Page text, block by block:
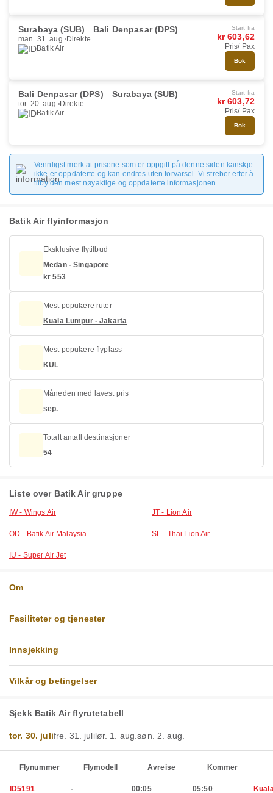
Surabaya (SUB) Bali Denpasar (DPS)
man. 31. aug. Direkte
Batik Air
Start fra
kr 603,62
Pris/ Pax
Bok
Bali Denpasar (DPS) Surabaya (SUB)
tor. 20. aug. Direkte
Batik Air
Start fra
kr 603,72
Pris/ Pax
Bok
Vennligst merk at prisene som er oppgitt på denne siden kanskje
ikke er oppdaterte og kan endres uten forvarsel. Vi streber etter å
tilby den mest nøyaktige og oppdaterte informasjonen.
Batik Air flyinformasjon
Eksklusive flytilbud
Medan - Singapore
kr 553
Mest populære ruter
Kuala Lumpur - Jakarta
Mest populære flyplass
KUL
Måneden med lavest pris
sep.
Totalt antall destinasjoner
54
Liste over Batik Air gruppe
IW - Wings Air JT - Lion Air
OD - Batik Air Malaysia SL - Thai Lion Air
IU - Super Air Jet
Om
Fasiliteter og tjenester
Innsjekking
Vilkår og betingelser
Sjekk Batik Air flyrutetabell
tor. 30. julifre. 31. julilør. 1. aug.søn. 2. aug.
Flynummer Flymodell Avreise Kommer
ID5191 - 00:05 05:50